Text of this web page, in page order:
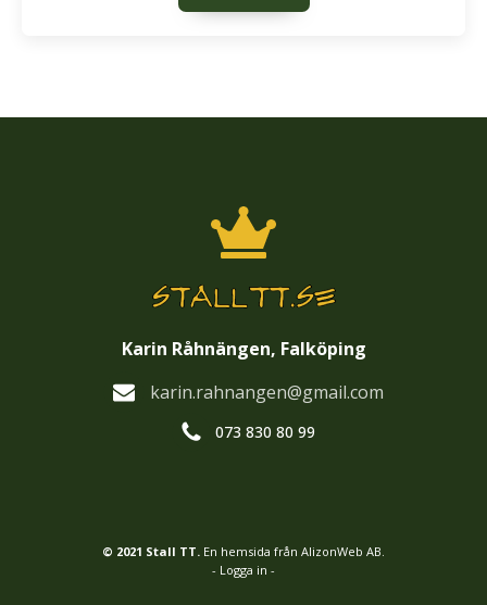
Karin Råhnängen, Falköping
karin.rahnangen@gmail.com
073 830 80 99
© 2021 Stall TT. En hemsida från AlizonWeb AB.
- Logga in -